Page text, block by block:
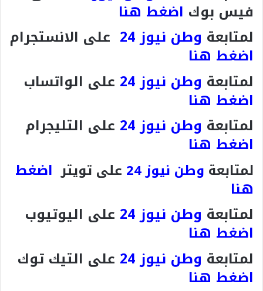
فيس بوك اضغط هنا
لمتابعة وطن نيوز 24 على الانستجرام
اضغط هنا
لمتابعة وطن نيوز 24 على الواتساب
اضغط هنا
لمتابعة وطن نيوز 24 على التليجرام
اضغط هنا
لمتابعة وطن نيوز 24 على تويتر اضغط
هنا
لمتابعة وطن نيوز 24 على اليوتيوب
اضغط هنا
لمتابعة وطن نيوز 24 على التيك توك
اضغط هنا